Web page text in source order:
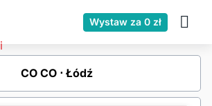
Wystaw za 0 zł
CO CO ⋅ Łódź